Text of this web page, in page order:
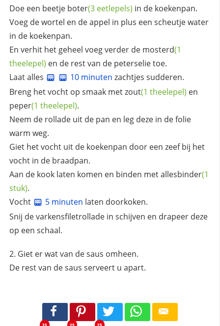
Doe een beetje boter(3 eetlepels) in de koekenpan.
Voeg de wortel en de appel in plus een scheutje water
in de koekenpan.
En verhit het geheel voeg verder de mosterd(1
theelepel) en de rest van de peterselie toe.
Laat alles
10 minuten zachtjes sudderen.
Breng het vocht op smaak metzout(1 theelepel) en
peper(1 theelepel).
Neem de rollade uit de pan en leg deze in de folie
warm weg.
Giet het vocht uit de koekenpan door een zeef bij het
vocht in de braadpan.
Aan de kook laten komen en binden metallesbinder(1
stuk).
Vocht
5 minuten laten doorkoken.
Snij de varkensfiletrollade in schijven en drapeer deze
op een schaal.
Giet er wat van de saus omheen.
De rest van de saus serveert u apart.